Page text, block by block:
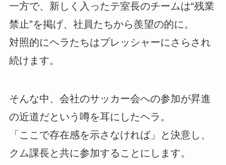
一方で、新しく入ったテ室長のチームは“残業
禁止”を掲げ、社員たちから羨望の的に。
対照的にヘラたちはプレッシャーにさらされ
続けます。
そんな中、会社のサッカー会への参加が昇進
の近道だという噂を耳にしたヘラ。
「ここで存在感を示さなければ」と決意し、
クム課長と共に参加することにします。